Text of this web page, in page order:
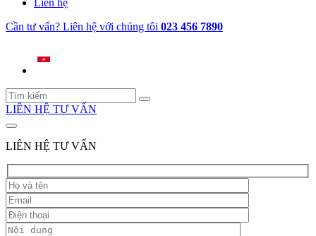
Liên hệ
Cần tư vấn? Liên hệ với chúng tôi 023 456 7890
LIÊN HỆ TƯ VẤN
LIÊN HỆ TƯ VẤN